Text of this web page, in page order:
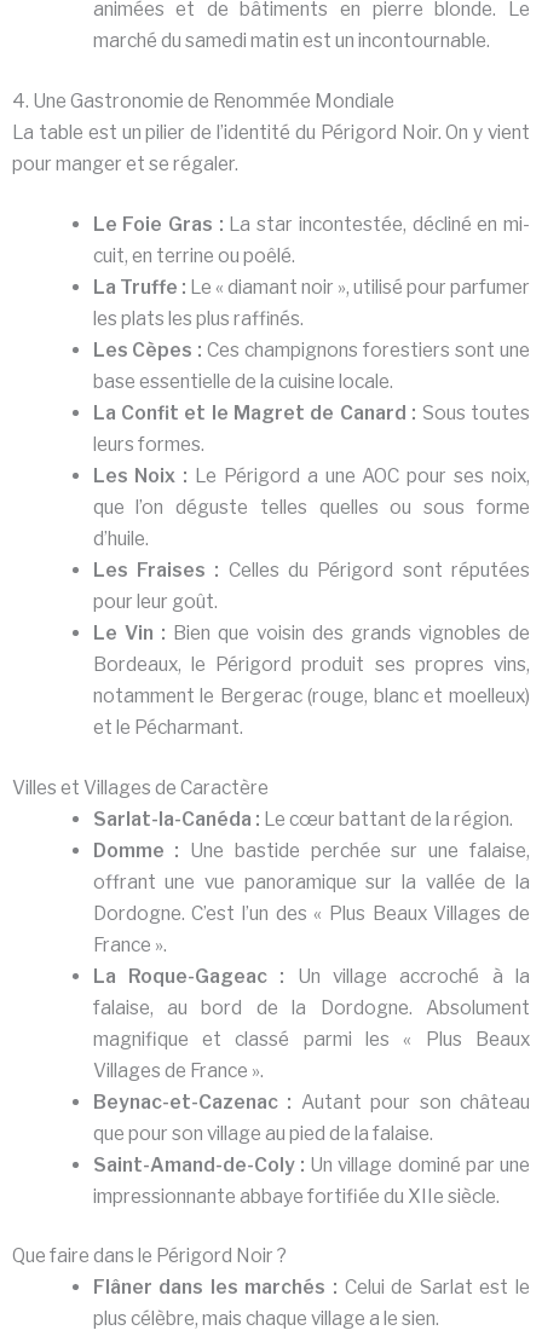
animées et de bâtiments en pierre blonde. Le
marché du samedi matin est un incontournable.
4. Une Gastronomie de Renommée Mondiale
La table est un pilier de l’identité du Périgord Noir. On y vient
pour manger et se régaler.
Le Foie Gras : La star incontestée, décliné en mi-
cuit, en terrine ou poêlé.
La Truffe : Le « diamant noir », utilisé pour parfumer
les plats les plus raffinés.
Les Cèpes : Ces champignons forestiers sont une
base essentielle de la cuisine locale.
La Confit et le Magret de Canard : Sous toutes
leurs formes.
Les Noix : Le Périgord a une AOC pour ses noix,
que l’on déguste telles quelles ou sous forme
d’huile.
Les Fraises : Celles du Périgord sont réputées
pour leur goût.
Le Vin : Bien que voisin des grands vignobles de
Bordeaux, le Périgord produit ses propres vins,
notamment le Bergerac (rouge, blanc et moelleux)
et le Pécharmant.
Villes et Villages de Caractère
Sarlat-la-Canéda : Le cœur battant de la région.
Domme : Une bastide perchée sur une falaise,
offrant une vue panoramique sur la vallée de la
Dordogne. C’est l’un des « Plus Beaux Villages de
France ».
La Roque-Gageac : Un village accroché à la
falaise, au bord de la Dordogne. Absolument
magnifique et classé parmi les « Plus Beaux
Villages de France ».
Beynac-et-Cazenac : Autant pour son château
que pour son village au pied de la falaise.
Saint-Amand-de-Coly : Un village dominé par une
impressionnante abbaye fortifiée du XIIe siècle.
Que faire dans le Périgord Noir ?
Flâner dans les marchés : Celui de Sarlat est le
plus célèbre, mais chaque village a le sien.